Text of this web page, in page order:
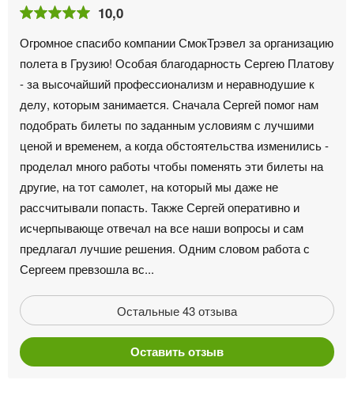
10,0
Огромное спасибо компании СмокТрэвел за организацию
полета в Грузию! Особая благодарность Сергею Платову
- за высочайший профессионализм и неравнодушие к
делу, которым занимается. Сначала Сергей помог нам
подобрать билеты по заданным условиям с лучшими
ценой и временем, а когда обстоятельства изменились -
проделал много работы чтобы поменять эти билеты на
другие, на тот самолет, на который мы даже не
рассчитывали попасть. Также Сергей оперативно и
исчерпывающе отвечал на все наши вопросы и сам
предлагал лучшие решения. Одним словом работа с
Сергеем превзошла вс...
Остальные 43 отзыва
Оставить отзыв